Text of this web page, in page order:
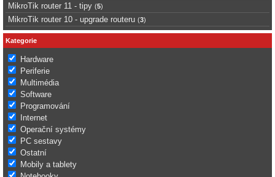
MikroTik router 11 - tipy (5)
MikroTik router 10 - upgrade routeru (3)
Kategorie
Hardware
Periferie
Multimédia
Software
Programování
Internet
Operační systémy
PC sestavy
Ostatní
Mobily a tablety